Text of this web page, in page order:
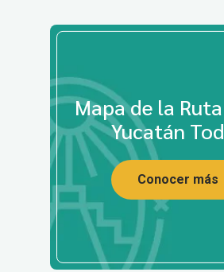
Mapa de la
Yucatán
Conocer más